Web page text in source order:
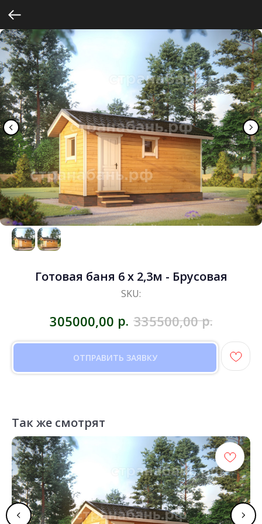
Готовая баня 6 х 2,3м - Брусовая
SKU:
305000,00 р. 335500,00 р.
ОТПРАВИТЬ ЗАЯВКУ
Так же смотрят